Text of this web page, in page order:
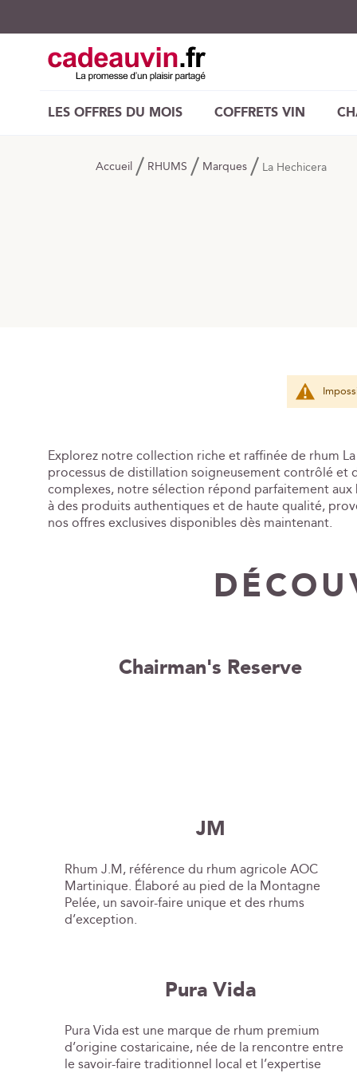
LES OFFRES DU MOIS COFFRETS VIN
Accueil RHUMS Marques La Hechicera
Explorez notre collection riche et raffinée de rhum
processus de distillation soigneusement contrôlé et
complexes, notre sélection répond parfaitement aux
à des produits authentiques et de haute qualité,
nos offres exclusives disponibles dès maintenant.
Chairman's Reserve
JM
Rhum J.M, référence du rhum agricole AOC
Martinique. Élaboré au pied de la Montagne
Pelée, un savoir-faire unique et des rhums
d’exception.
Pura Vida
Pura Vida est une marque de rhum premium
d’origine costaricaine, née de la rencontre entre
le savoir-faire traditionnel local et l’expertise